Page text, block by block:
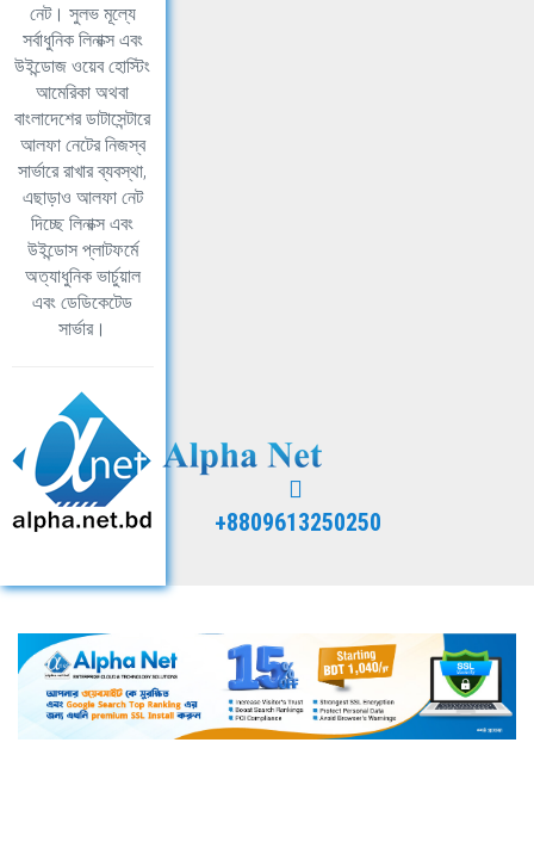
নেট। সুলভ মূল্যে
সর্বাধুনিক লিনাক্স এবং
উইন্ডোজ ওয়েব হোস্টিং
আমেরিকা অথবা
বাংলাদেশের ডাটাসেন্টারে
আলফা নেটের নিজস্ব
সার্ভারে রাখার ব্যবস্থা,
এছাড়াও আলফা নেট
দিচ্ছে লিনাক্স এবং
উইন্ডোস প্লাটফর্মে
অত্যাধুনিক ভার্চুয়াল
এবং ডেডিকেটেড
সার্ভার।
+8809613250250